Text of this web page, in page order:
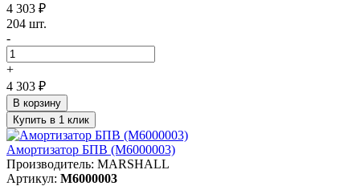
4 303 ₽
204 шт.
-
+
4 303 ₽
В корзину
Купить в 1 клик
Амортизатор БПВ (M6000003)
Производитель: MARSHALL
Артикул: M6000003